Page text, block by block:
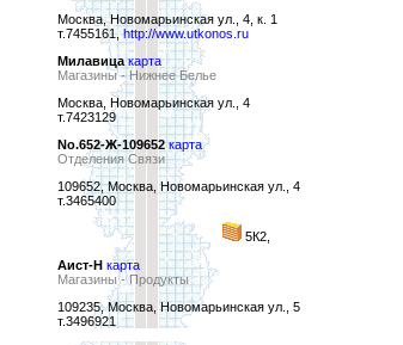
Москва, Новомарьинская ул., 4, к. 1
т.7455161,http://www.utkonos.ru
Милавица карта
Магазины - Нижнее Белье
Москва, Новомарьинская ул., 4
т.7423129
No.652-Ж-109652 карта
Отделения Связи
109652, Москва, Новомарьинская ул., 4
т.3465400
5К2,
Аист-Н карта
Магазины - Продукты
109235, Москва, Новомарьинская ул., 5
т.3496921